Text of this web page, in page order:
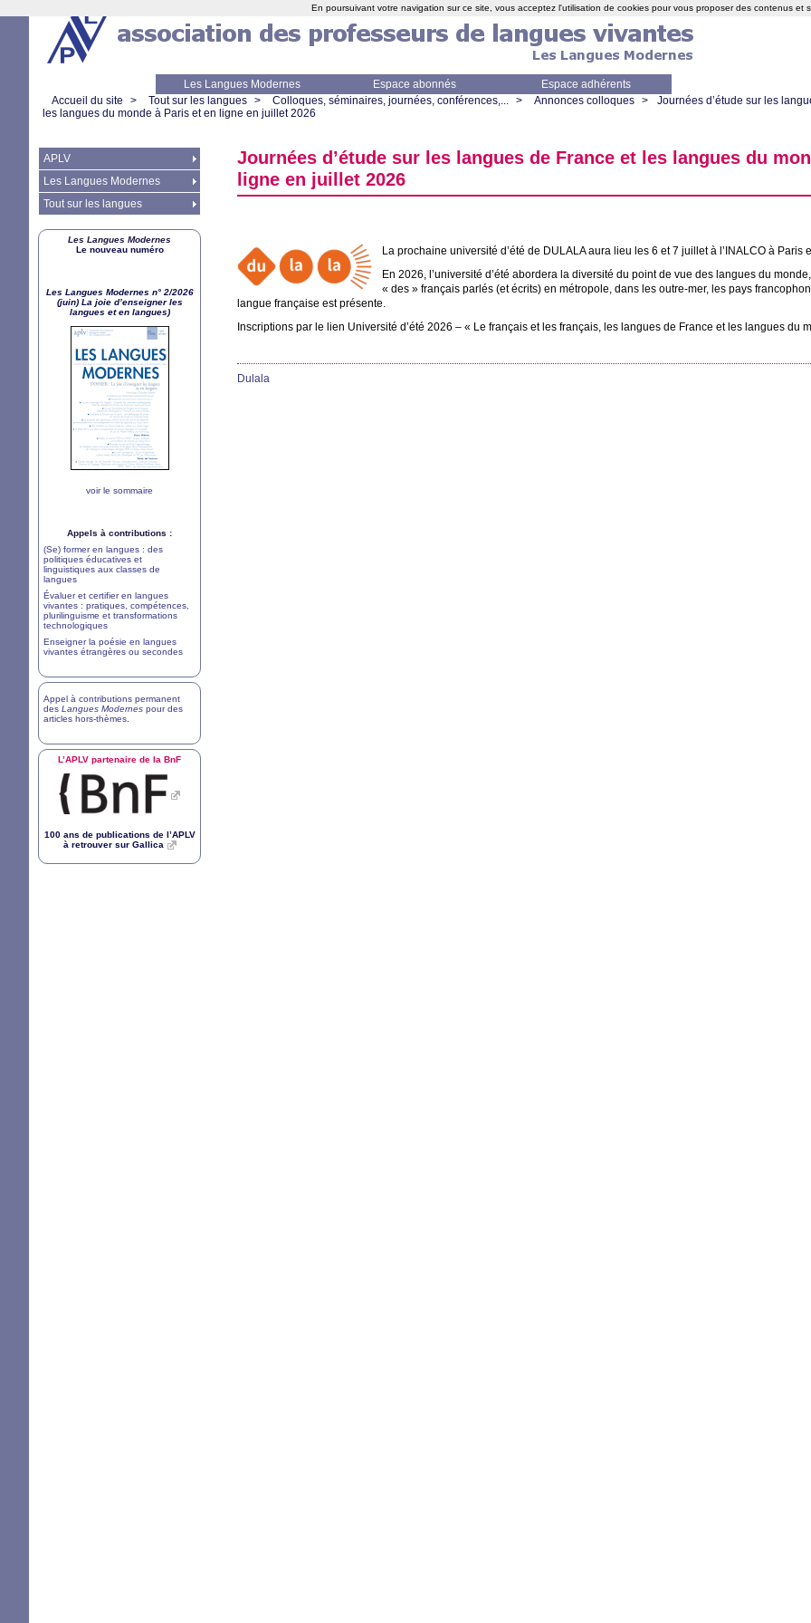
Les Langues Modernes Espace abonnés
Espace adhérents
Accueil du site > Tout sur les langues > Colloques, séminaires, journées, conférences,... > Annonces colloques >
Journées d’étude sur les
les langues du monde à Paris et en ligne en juillet 2026
Journées d’étude sur les langues de France et les langues du
ligne en juillet 2026
La prochaine université d’été de DULALAaura lieu les 6 et 7 juillet à l’ INALCO à Paris
En 2026, l’université d’été abordera la diversité du point de vue des langues du
« des » français parlés (et écrits) en métropole, dans les outre-mer, les pays
langue française est présente.
Inscriptions par le lien Université d’été 2026 – « Le français et les français, les langues de France et les langues du
Dulala
APLV
Les Langues Modernes
Tout sur les langues
Les Langues Modernes
Le nouveau numéro
Les Langues Modernes n° 2/2026
(juin) La joie d’enseigner les
langues et en langues)
voir le sommaire
Appels à contributions :
(Se) former en langues : des
politiques éducatives et
linguistiques aux classes de
langues
Évaluer et certifier en langues
vivantes : pratiques, compétences,
plurilinguisme et transformations
technologiques
Enseigner la poésie en langues
vivantes étrangères ou secondes
Appel à contributions permanent
des Langues Modernes pour des
articles hors-thèmes
L’APLV partenaire de la BnF
100 ans de publications de l’APLV
à retrouver sur Gallica
En poursuivant votre navigation sur ce site, vous acceptez l'utilisation de cookies pour vous proposer des contenus et